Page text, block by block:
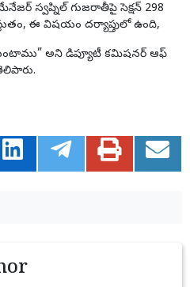
స్వప్నిల్ గుజరాతీపై సెక్షన్ 298
ఈ విషయం దర్యాప్తులో ఉంది,
అని డిప్యూటీ కమిషనర్ ఆఫ్